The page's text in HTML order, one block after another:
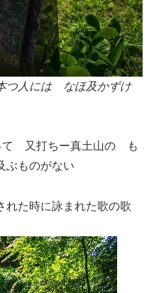
人には なほ及かずけ
て 又打ちー真土山の も
ぶものがない
れた時に詠まれた歌の歌